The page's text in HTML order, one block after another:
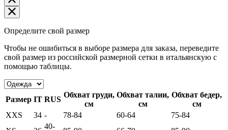
Определите свой размер
Чтобы не ошибиться в выборе размера для заказа, переведите
свой размер из российской размерной сетки в итальянскую с
помощью таблицы.
Размер IT RUS
Обхват груди,
см
Обхват талии,
см
Обхват бедер,
см
XXS
34 - 78-84 60-64
75-84
40-